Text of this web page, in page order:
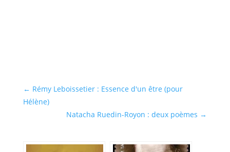
← Rémy Leboissetier : Essence d'un être (pour
Hélène)
Natacha Ruedin-Royon : deux poèmes →